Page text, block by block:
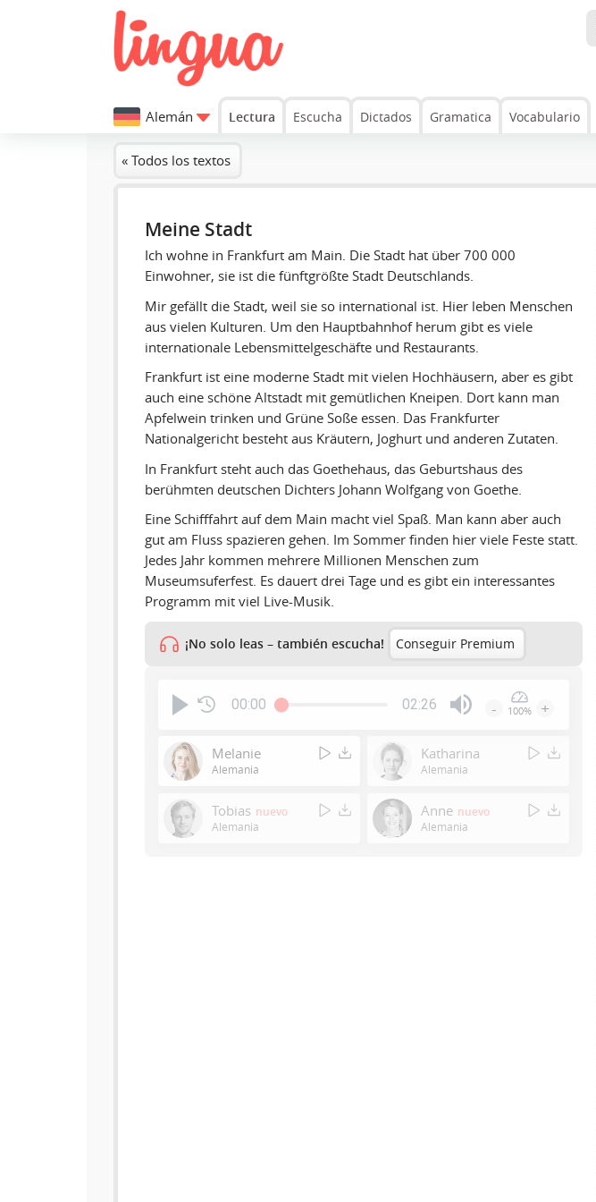
Alemán Lectura Escucha Dictados Gramatica Vocabulario
« Todos los textos
Meine Stadt
Ich wohne in Frankfurt am Main. Die Stadt hat über 700 000
Einwohner, sie ist die fünftgrößte Stadt Deutschlands.
Mir gefällt die Stadt, weil sie so international ist. Hier leben Menschen
aus vielen Kulturen. Um den Hauptbahnhof herum gibt es viele
internationale Lebensmittelgeschäfte und Restaurants.
Frankfurt ist eine moderne Stadt mit vielen Hochhäusern, aber es gibt
auch eine schöne Altstadt mit gemütlichen Kneipen. Dort kann man
Apfelwein trinken und Grüne Soße essen. Das Frankfurter
Nationalgericht besteht aus Kräutern, Joghurt und anderen Zutaten.
In Frankfurt steht auch das Goethehaus, das Geburtshaus des
berühmten deutschen Dichters Johann Wolfgang von Goethe.
Eine Schifffahrt auf dem Main macht viel Spaß. Man kann aber auch
gut am Fluss spazieren gehen. Im Sommer finden hier viele Feste statt.
Jedes Jahr kommen mehrere Millionen Menschen zum
Museumsuferfest. Es dauert drei Tage und es gibt ein interessantes
Programm mit viel Live-Musik.
¡No solo leas – también escucha! Conseguir Premium
00:00 02:26
or
to
show
- 100% +
Melanie
Alemania
Katharina
Alemania
Tobias nuevo
Alemania
Anne nuevo
Alemania